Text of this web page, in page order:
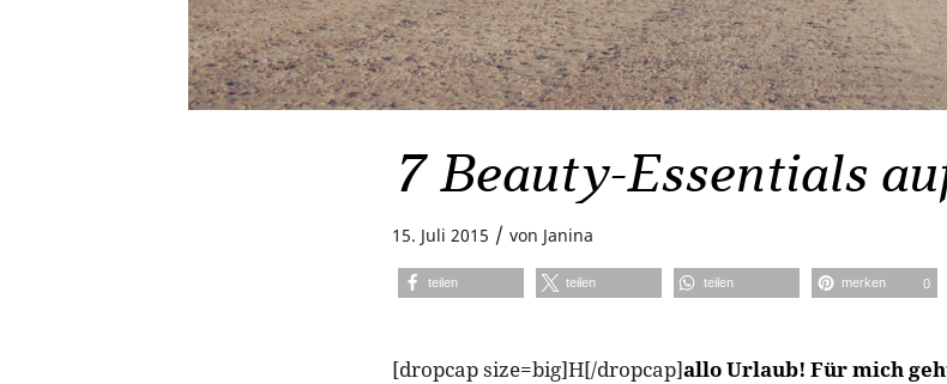
7 Beauty-Essentials
15. Juli 2015 / von Janina
teilen teilen teilen merken 0
[dropcap size=big]H[/dropcap]allo Urlaub! Für mich